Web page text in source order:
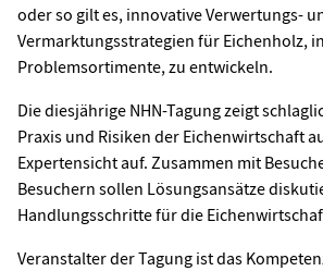
oder so gilt es, innovative Verwertungs-
Vermarktungsstrategien für Eichenholz,
Problemsortimente, zu entwickeln.
Die diesjährige NHN-Tagung zeigt
Praxis und Risiken der Eichenwirtschaft
Expertensicht auf. Zusammen mit
Besuchern sollen Lösungsansätze
Handlungsschritte für die
Veranstalter der Tagung ist das